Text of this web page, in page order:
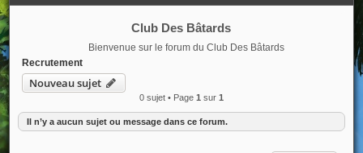
Club Des Bâtards
Bienvenue sur le forum du Club Des Bâtards
Recrutement
Nouveau sujet
0 sujet • Page 1 sur 1
Il n’y a aucun sujet ou message dans ce forum.